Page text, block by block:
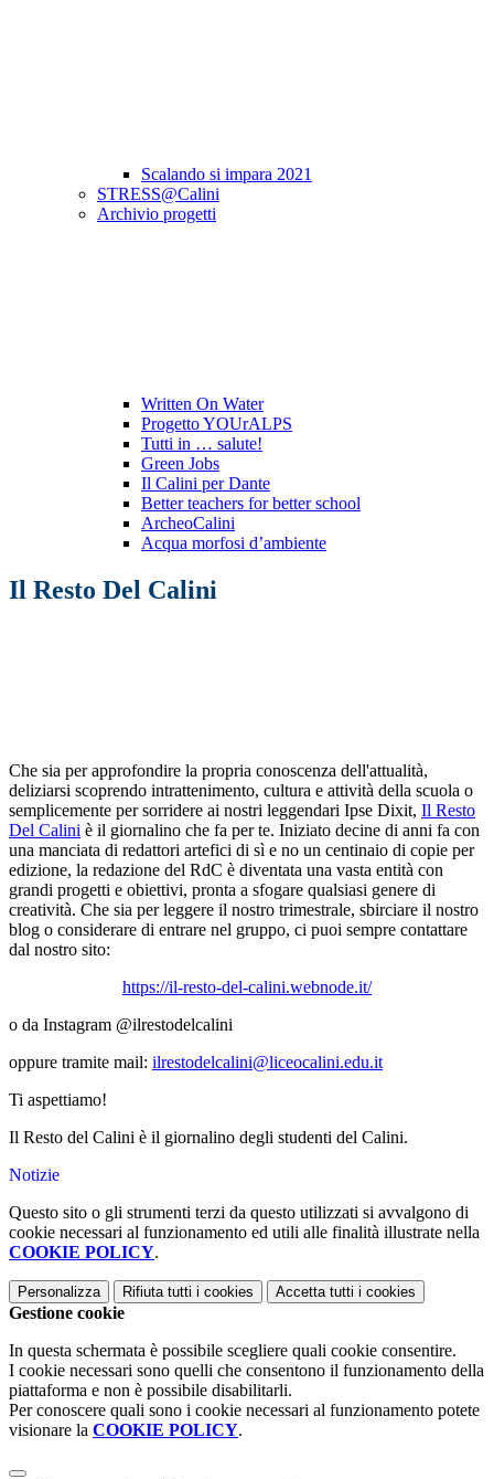
Scalando si impara 2021
STRESS@Calini
Archivio progetti
Written On Water
Progetto YOUrALPS
Tutti in … salute!
Green Jobs
Il Calini per Dante
Better teachers for better school
ArcheoCalini
Acqua morfosi d’ambiente
Il Resto Del Calini
Che sia per approfondire la propria conoscenza dell'attualità,
deliziarsi scoprendo intrattenimento, cultura e attività della scuola o
semplicemente per sorridere ai nostri leggendari Ipse Dixit, Il Resto
Del Calini è il giornalino che fa per te. Iniziato decine di anni fa con
una manciata di redattori artefici di sì e no un centinaio di copie per
edizione, la redazione del RdC è diventata una vasta entità con
grandi progetti e obiettivi, pronta a sfogare qualsiasi genere di
creatività. Che sia per leggere il nostro trimestrale, sbirciare il nostro
blog o considerare di entrare nel gruppo, ci puoi sempre contattare
dal nostro sito:
https://il-resto-del-calini.webnode.it/
o da Instagram @ilrestodelcalini
oppure tramite mail: ilrestodelcalini@liceocalini.edu.it
Ti aspettiamo!
Il Resto del Calini è il giornalino degli studenti del Calini.
Notizie
Questo sito o gli strumenti terzi da questo utilizzati si avvalgono di
cookie necessari al funzionamento ed utili alle finalità illustrate nella
COOKIE POLICY.
Personalizza Rifiuta tutti i cookies Accetta tutti i cookies
Gestione cookie
In questa schermata è possibile scegliere quali cookie consentire.
I cookie necessari sono quelli che consentono il funzionamento della
piattaforma e non è possibile disabilitarli.
Per conoscere quali sono i cookie necessari al funzionamento potete
visionare la COOKIE POLICY.